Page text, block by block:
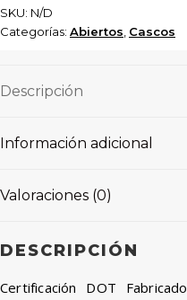
SKU: N/D
Categorías: Abiertos Cascos
Descripción
Información adicional
Valoraciones (0)
DESCRIPCIÓN
Certificación DOT